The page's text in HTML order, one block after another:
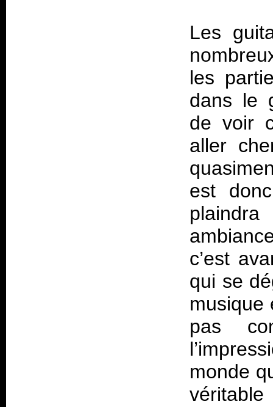
Les
les
dans le
de voir
aller
est
c’est
qui se
musique
pas
monde